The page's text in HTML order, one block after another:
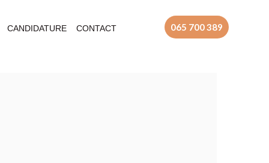
CANDIDATURE CONTACT 065 700 389